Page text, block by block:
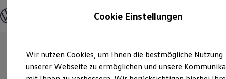
Hauptinhalt
springen
Footer
springen
Modelle und Konfigurator
Modelle vergleichen
Elektroautos
ENERGY Sondermodelle
Nutzfahrzeuge
Cookie Einstellungen
Wir nutzen Cookies, um Ihnen die bestmögliche Nutzung
unserer Webseite zu ermöglichen und unsere